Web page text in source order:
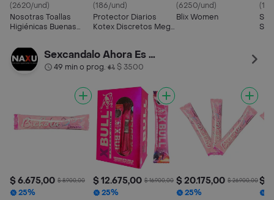
(2620/und)
Nosotras Toallas
Higiénicas Buenas
Natural
(186/und)
Protector Diarios
Kotex Discretos Mega
(6250/und)
Blix Women
Sexcandalo Ahora Es NAXU Supermarket
49 min o prog.• $ 3500
$ 6.675,00 $ 8.900,00
25%
$ 12.675,00 $ 16.900,00
25%
$ 20.175,00 $ 26.900,00
25%
$